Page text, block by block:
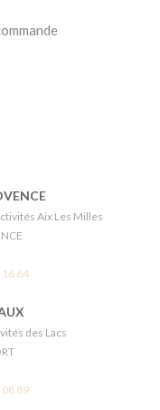
Aix Les Milles
16 64
des Lacs
08 89